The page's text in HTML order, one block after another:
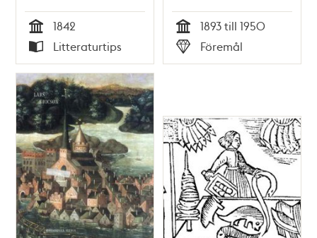
Tid
1842
Typ
Litteraturtips Tid
1893 till 1950
Typ
Föremål